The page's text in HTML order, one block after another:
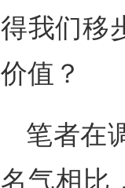
得我们移
价值？
笔者在
名气相比